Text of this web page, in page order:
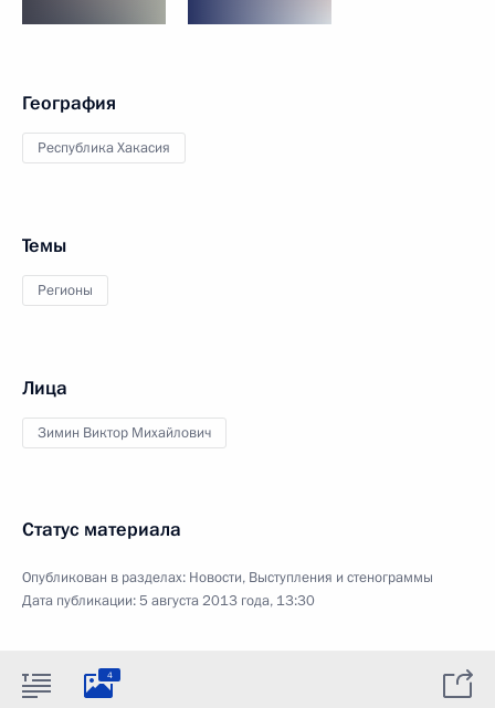
География
Республика Хакасия
Темы
Регионы
Лица
Зимин Виктор Михайлович
Статус материала
Опубликован в разделах: Новости, Выступления и стенограммы
Дата публикации:5 августа 2013 года, 13:30
4